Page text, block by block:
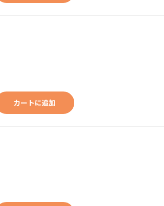
カートに追加